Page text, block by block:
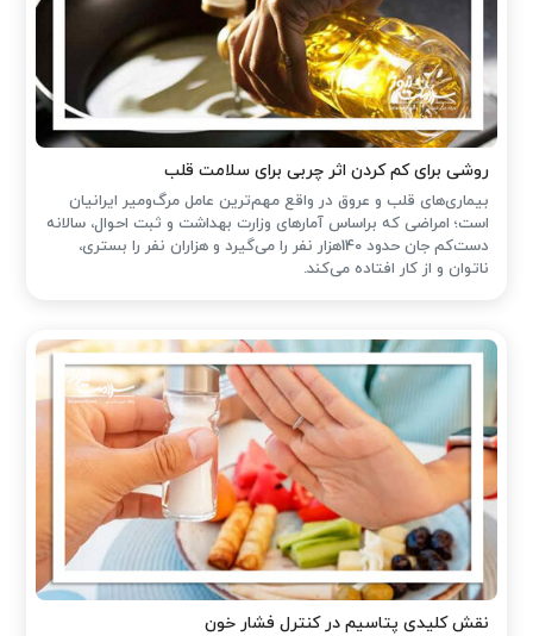
روشی برای کم کردن اثر چربی برای سلامت قلب
بیماری‌های قلب و عروق در واقع مهم‌ترین عامل مرگ‌ومیر ایرانیان
است؛ امراضی که براساس آمارهای وزارت بهداشت و ثبت احوال، سالانه
دست‌کم جان حدود 140هزار نفر را می‌گیرد و هزاران نفر را بستری،
ناتوان و از کار افتاده می‌کند.
نقش کلیدی پتاسیم در کنترل فشار خون